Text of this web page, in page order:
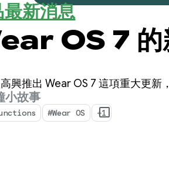
新消息
OS 7 的
興推出 Wear OS 7 這項重大更新
小故事
#Wear OS +1